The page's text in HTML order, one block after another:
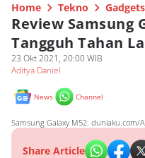
Home Tekno Gadgets
Review Samsung
Tangguh Tahan
23 Okt 2021, 20:00 WIB
Aditya Daniel
News Channel
Samsung Galaxy M52. duniaku.com/
Share Article